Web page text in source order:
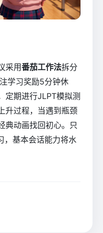
采用番茄工作法拆分
学习奖励5分钟休
定期进行JLPT模拟测
升过程，当遇到瓶颈
典动画找回初心。只
，基本会话能力将水